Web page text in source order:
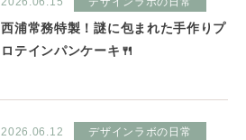
西浦常務特製！謎に包まれた手作りプ
ロテインパンケーキ🍴
2026.06.12 デザインラボの日常